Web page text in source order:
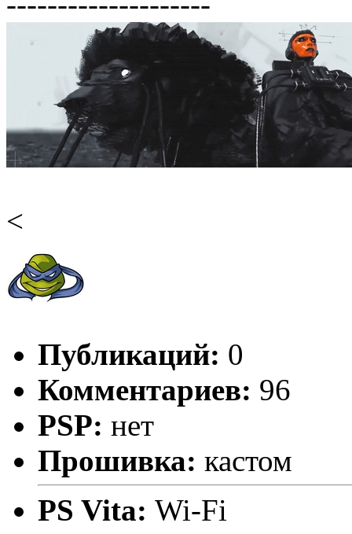
<
Публикаций: 0
Комментариев: 96
PSP: нет
Прошивка: кастом
PS Vita: Wi-Fi